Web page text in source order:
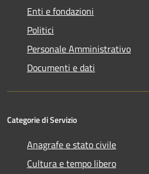
Enti e fondazioni
Politici
Personale Amministrativo
Documenti e dati
Categorie di Servizio
Anagrafe e stato civile
Cultura e tempo libero